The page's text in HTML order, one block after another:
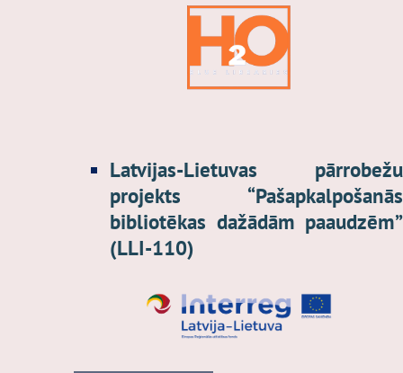
Latvijas-Lietuvas pārrobežu
projekts “Pašapkalpošanās
bibliotēkas dažādām paaudzēm”
(LLI-110)